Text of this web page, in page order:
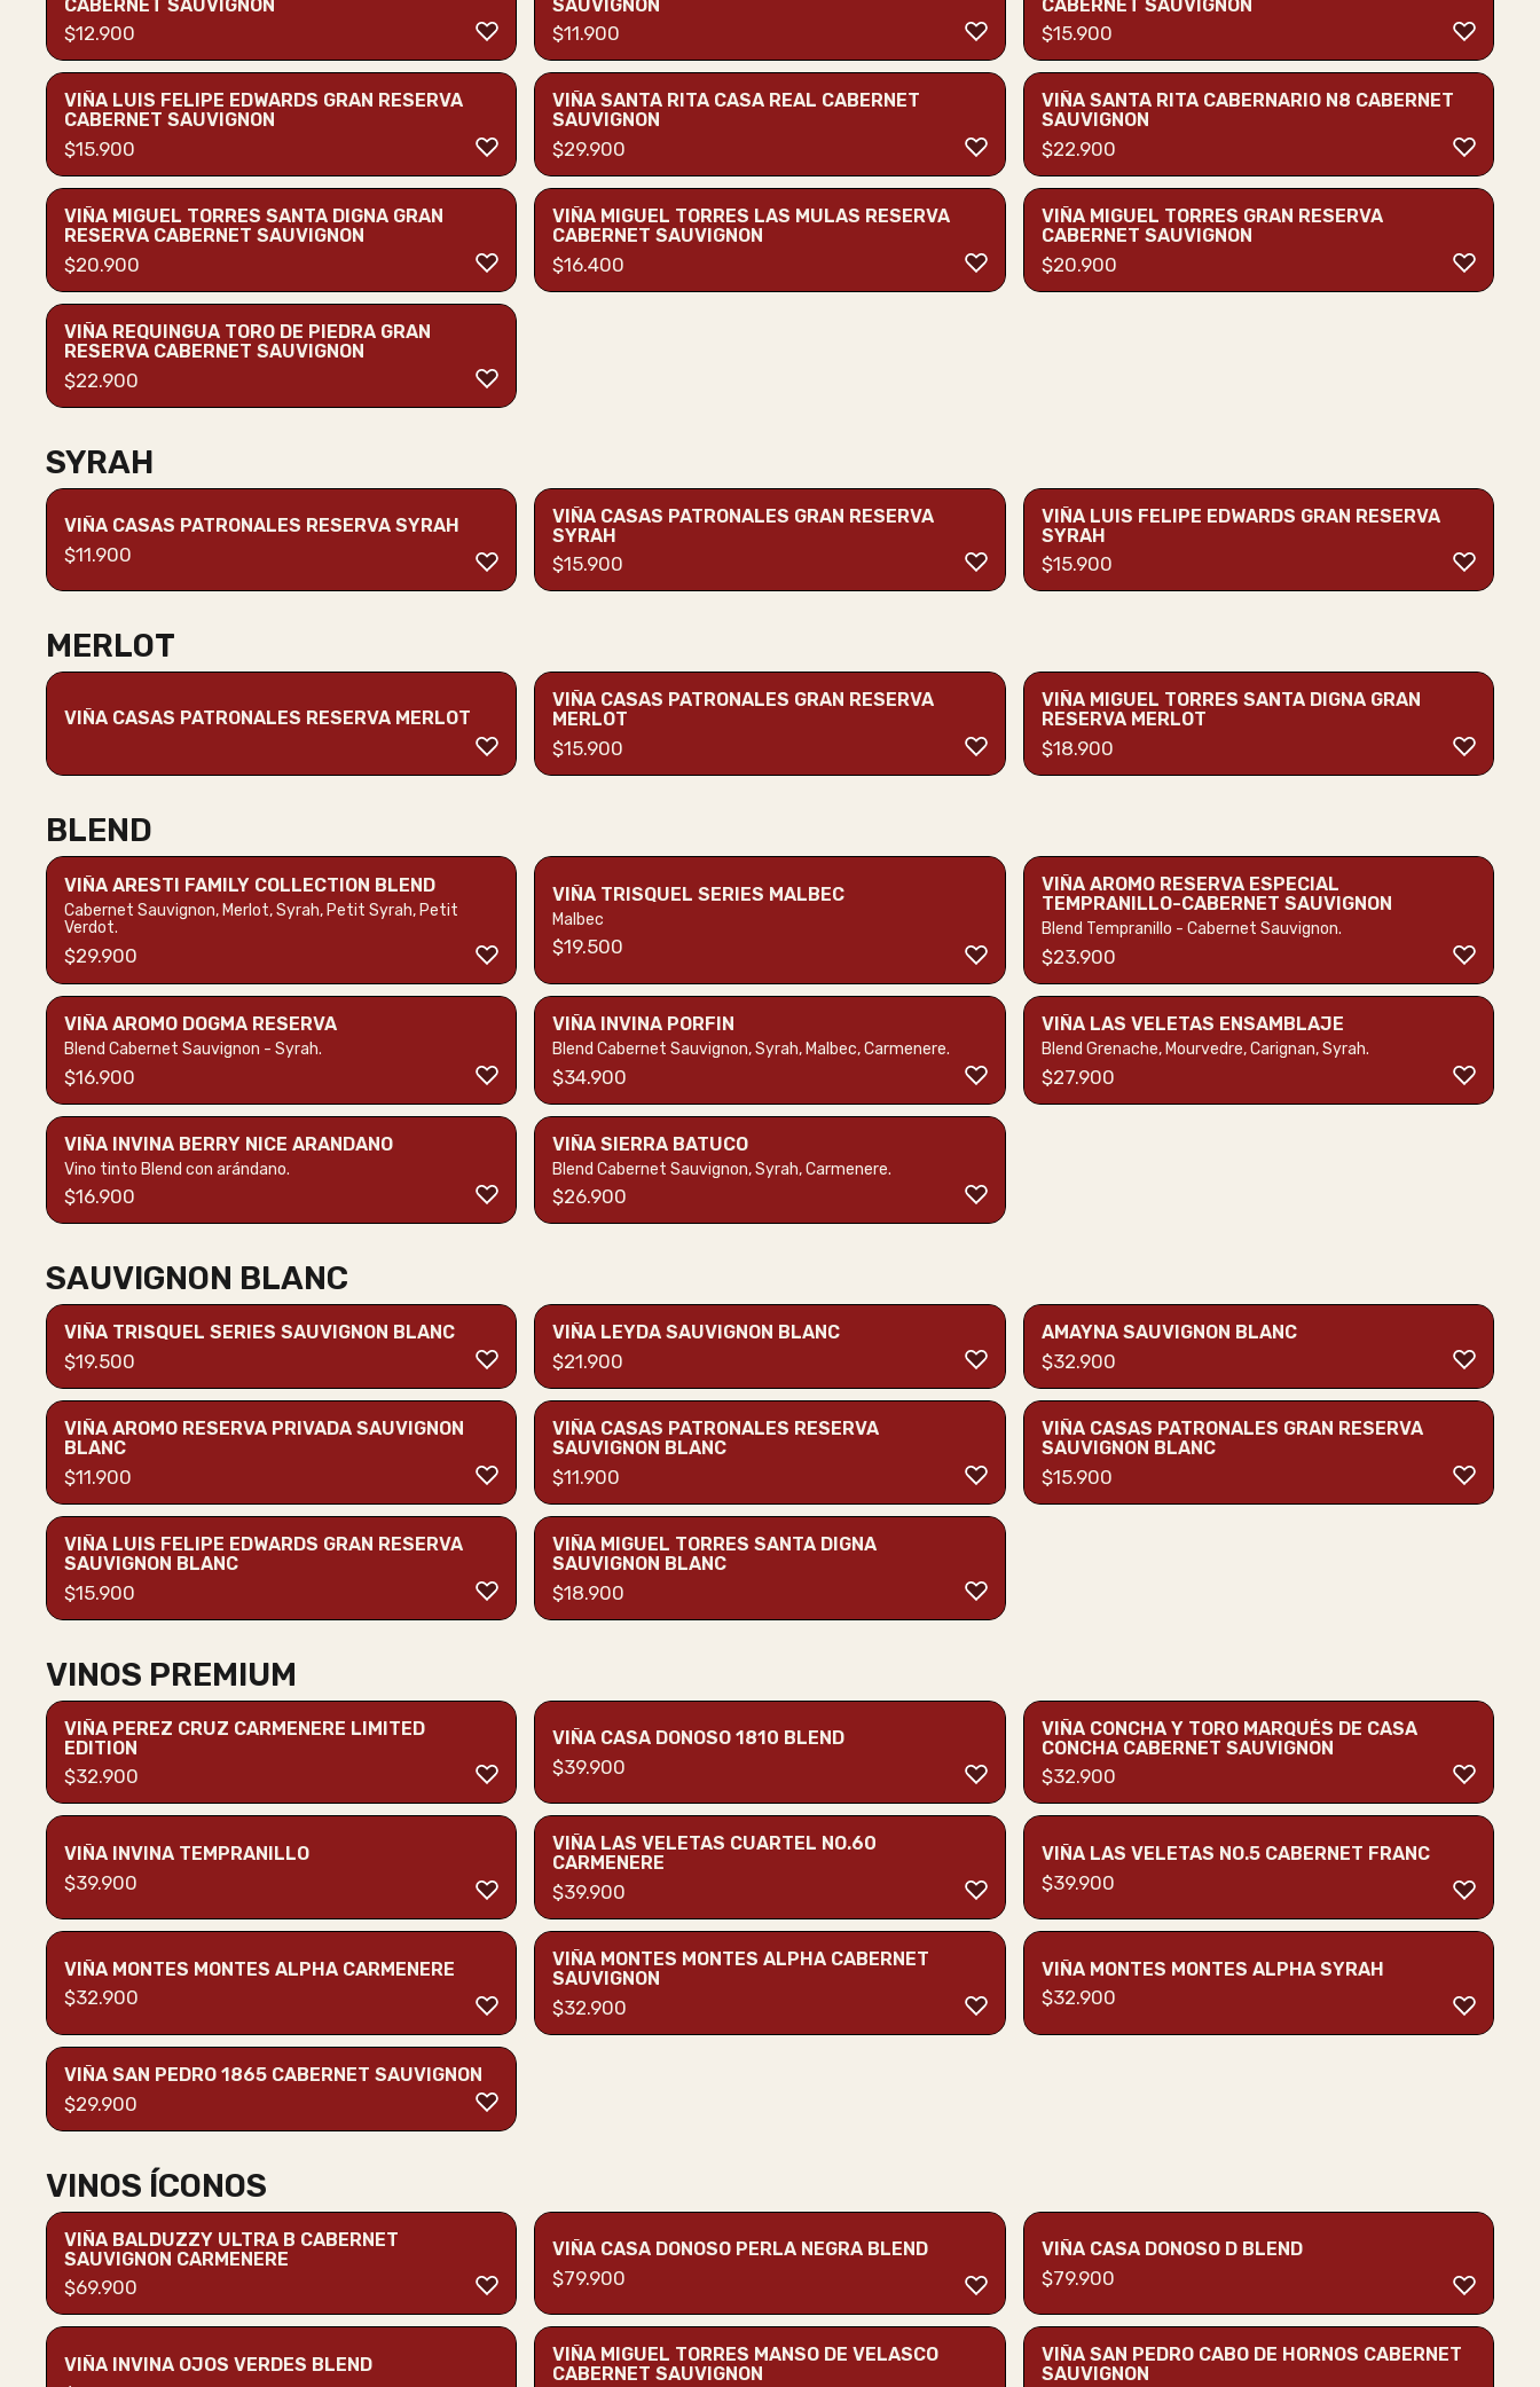
CABERNET SAUVIGNON
$12.900
SAUVIGNON
$11.900
CABERNET SAUVIGNON
$15.900
VIÑA LUIS FELIPE EDWARDS GRAN RESERVA
CABERNET SAUVIGNON
$15.900
VIÑA SANTA RITA CASA REAL CABERNET
SAUVIGNON
$29.900
VIÑA SANTA RITA CABERNARIO N8 CABERNET
SAUVIGNON
$22.900
VIÑA MIGUEL TORRES SANTA DIGNA GRAN
RESERVA CABERNET SAUVIGNON
$20.900
VIÑA MIGUEL TORRES LAS MULAS RESERVA
CABERNET SAUVIGNON
$16.400
VIÑA MIGUEL TORRES GRAN RESERVA
CABERNET SAUVIGNON
$20.900
VIÑA REQUINGUA TORO DE PIEDRA GRAN
RESERVA CABERNET SAUVIGNON
$22.900
SYRAH
VIÑA CASAS PATRONALES RESERVA SYRAH
$11.900
VIÑA CASAS PATRONALES GRAN RESERVA
SYRAH
$15.900
VIÑA LUIS FELIPE EDWARDS GRAN RESERVA
SYRAH
$15.900
MERLOT
VIÑA CASAS PATRONALES RESERVA MERLOT
VIÑA CASAS PATRONALES GRAN RESERVA
MERLOT
$15.900
VIÑA MIGUEL TORRES SANTA DIGNA GRAN
RESERVA MERLOT
$18.900
BLEND
VIÑA ARESTI FAMILY COLLECTION BLEND
Cabernet Sauvignon, Merlot, Syrah, Petit Syrah, Petit
Verdot.
$29.900
VIÑA TRISQUEL SERIES MALBEC
Malbec
$19.500
VIÑA AROMO RESERVA ESPECIAL
TEMPRANILLO-CABERNET SAUVIGNON
Blend Tempranillo - Cabernet Sauvignon.
$23.900
VIÑA AROMO DOGMA RESERVA
Blend Cabernet Sauvignon - Syrah.
$16.900
VIÑA INVINA PORFIN
Blend Cabernet Sauvignon, Syrah, Malbec, Carmenere.
$34.900
VIÑA LAS VELETAS ENSAMBLAJE
Blend Grenache, Mourvedre, Carignan, Syrah.
$27.900
VIÑA INVINA BERRY NICE ARANDANO
Vino tinto Blend con arándano.
$16.900
VIÑA SIERRA BATUCO
Blend Cabernet Sauvignon, Syrah, Carmenere.
$26.900
SAUVIGNON BLANC
VIÑA TRISQUEL SERIES SAUVIGNON BLANC
$19.500
VIÑA LEYDA SAUVIGNON BLANC
$21.900
AMAYNA SAUVIGNON BLANC
$32.900
VIÑA AROMO RESERVA PRIVADA SAUVIGNON
BLANC
$11.900
VIÑA CASAS PATRONALES RESERVA
SAUVIGNON BLANC
$11.900
VIÑA CASAS PATRONALES GRAN RESERVA
SAUVIGNON BLANC
$15.900
VIÑA LUIS FELIPE EDWARDS GRAN RESERVA
SAUVIGNON BLANC
$15.900
VIÑA MIGUEL TORRES SANTA DIGNA
SAUVIGNON BLANC
$18.900
VINOS PREMIUM
VIÑA PEREZ CRUZ CARMENERE LIMITED
EDITION
$32.900
VIÑA CASA DONOSO 1810 BLEND
$39.900
VIÑA CONCHA Y TORO MARQUÉS DE CASA
CONCHA CABERNET SAUVIGNON
$32.900
VIÑA INVINA TEMPRANILLO
$39.900
VIÑA LAS VELETAS CUARTEL NO.60
CARMENERE
$39.900
VIÑA LAS VELETAS NO.5 CABERNET FRANC
$39.900
VIÑA MONTES MONTES ALPHA CARMENERE
$32.900
VIÑA MONTES MONTES ALPHA CABERNET
SAUVIGNON
$32.900
VIÑA MONTES MONTES ALPHA SYRAH
$32.900
VIÑA SAN PEDRO 1865 CABERNET SAUVIGNON
$29.900
VINOS ÍCONOS
VIÑA BALDUZZY ULTRA B CABERNET
SAUVIGNON CARMENERE
$69.900
VIÑA CASA DONOSO PERLA NEGRA BLEND
$79.900
VIÑA CASA DONOSO D BLEND
$79.900
VIÑA INVINA OJOS VERDES BLEND
VIÑA MIGUEL TORRES MANSO DE VELASCO
CABERNET SAUVIGNON
VIÑA SAN PEDRO CABO DE HORNOS CABERNET
SAUVIGNON